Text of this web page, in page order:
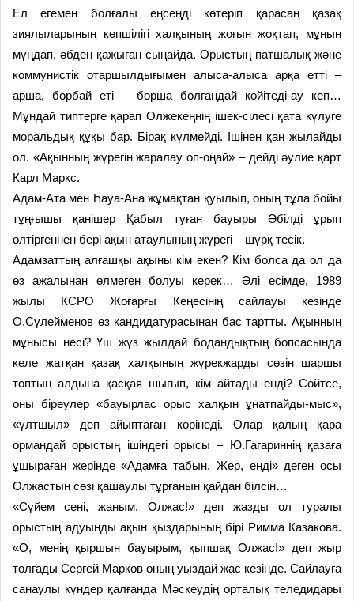
Ел егемен болғалы еңсеңді көтеріп қарасаң қазақ
зиялыларының көпшілігі халқының жоғын жоқтап, мұңын
мұңдап, әбден қажыған сыңайда. Орыстың патшалық және
коммунистік отаршылдығымен алыса-алыса арқа етті –
арша, борбай еті – борша болғандай көйітеді-ау кеп…
Мұндай типтерге қарап Олжекеңнің ішек-сілесі қата күлуге
моральдық құқы бар. Бірақ күлмейді. Ішінен қан жылайды
ол. «Ақынның жүрегін жаралау оп-оңай» – дейді әулие қарт
Карл Маркс.
Адам-Ата мен Һауа-Ана жұмақтан қуылып, оның тұла бойы
тұңғышы қанішер Қабыл туған бауыры Әбілді ұрып
өлтіргеннен бері ақын атаулының жүрегі – шұрқ тесік.
Адамзаттың алғашқы ақыны кім екен? Кім болса да ол да
өз ажалынан өлмеген болуы керек… Әлі есімде, 1989
жылы КСРО Жоғарғы Кеңесінің сайлауы кезінде
О.Сүлейменов өз кандидатурасынан бас тартты. Ақынның
мұнысы несі? Үш жүз жылдай бодандықтың бопсасында
келе жатқан қазақ халқының жүрекжарды сөзін шаршы
топтың алдына қасқая шығып, кім айтады енді? Сөйтсе,
оны біреулер «бауырлас орыс халқын ұнатпайды-мыс»,
«ұлтшыл» деп айыптаған көрінеді. Олар қалың қара
ормандай орыстың ішіндегі орысы – Ю.Гагариннің қазаға
ұшыраған жерінде «Адамға табын, Жер, енді» деген осы
Олжастың сөзі қашаулы тұрғанын қайдан білсін…
«Сүйем сені, жаным, Олжас!» деп жазды ол туралы
орыстың адуынды ақын қыздарының бірі Римма Казакова.
«О, менің қыршын бауырым, қыпшақ Олжас!» деп жыр
толғады Сергей Марков оның уыздай жас кезінде. Сайлауға
санаулы күндер қалғанда Мәскеудің орталық теледидары